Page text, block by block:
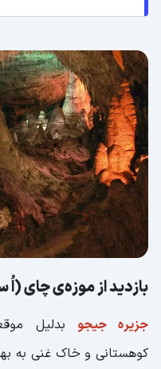
بازدید از موزه‌ی چای
جزیره جیجو بدلیل
کوهستانی و خاک غنی به